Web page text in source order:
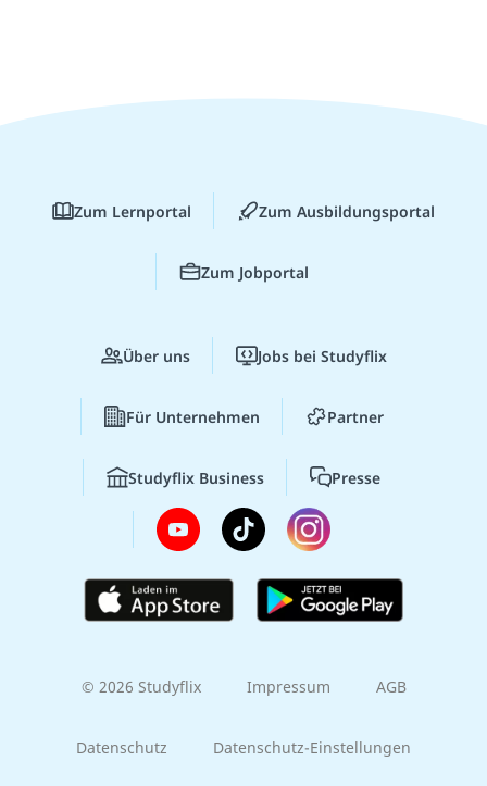
Zum Lernportal Zum Ausbildungsportal
Zum Jobportal
Über uns Jobs bei Studyflix
Für Unternehmen Partner
Studyflix Business Presse
© 2026 Studyflix Impressum AGB
Datenschutz Datenschutz-Einstellungen